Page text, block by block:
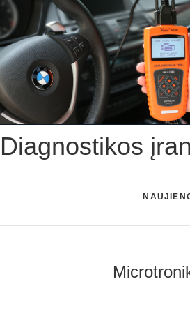
Skip
to
content
Diagnostikos